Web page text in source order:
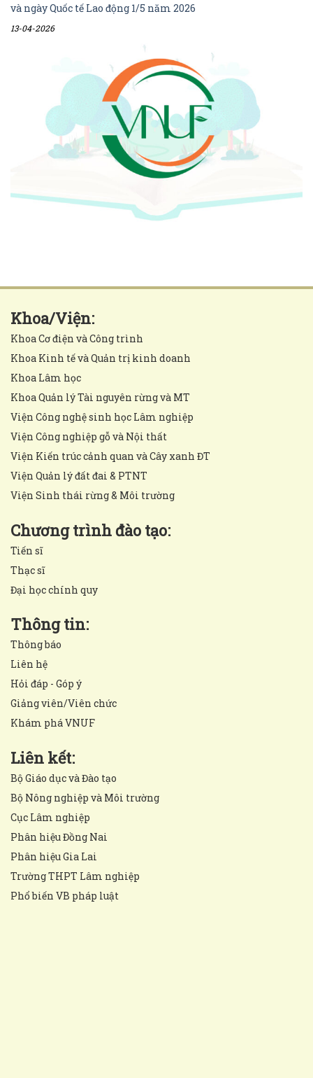
và ngày Quốc tế Lao động 1/5 năm 2026
13-04-2026
Khoa/Viện:
Khoa Cơ điện và Công trình
Khoa Kinh tế và Quản trị kinh doanh
Khoa Lâm học
Khoa Quản lý Tài nguyên rừng và MT
Viện Công nghệ sinh học Lâm nghiệp
Viện Công nghiệp gỗ và Nội thất
Viện Kiến trúc cảnh quan và Cây xanh ĐT
Viện Quản lý đất đai & PTNT
Viện Sinh thái rừng & Môi trường
Chương trình đào tạo:
Tiến sĩ
Thạc sĩ
Đại học chính quy
Thông tin:
Thông báo
Liên hệ
Hỏi đáp - Góp ý
Giảng viên/Viên chức
Khám phá VNUF
Liên kết:
Bộ Giáo dục và Đào tạo
Bộ Nông nghiệp và Môi trường
Cục Lâm nghiệp
Phân hiệu Đồng Nai
Phân hiệu Gia Lai
Trường THPT Lâm nghiệp
Phổ biến VB pháp luật